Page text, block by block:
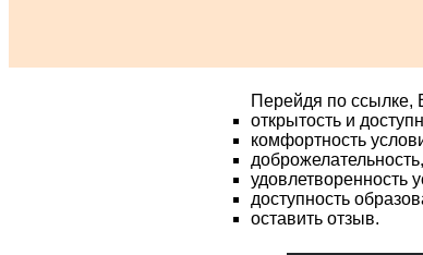
Перейдя по ссылке,
открытость и
комфортность
удовлетворенность
доступность
оставить отзыв.